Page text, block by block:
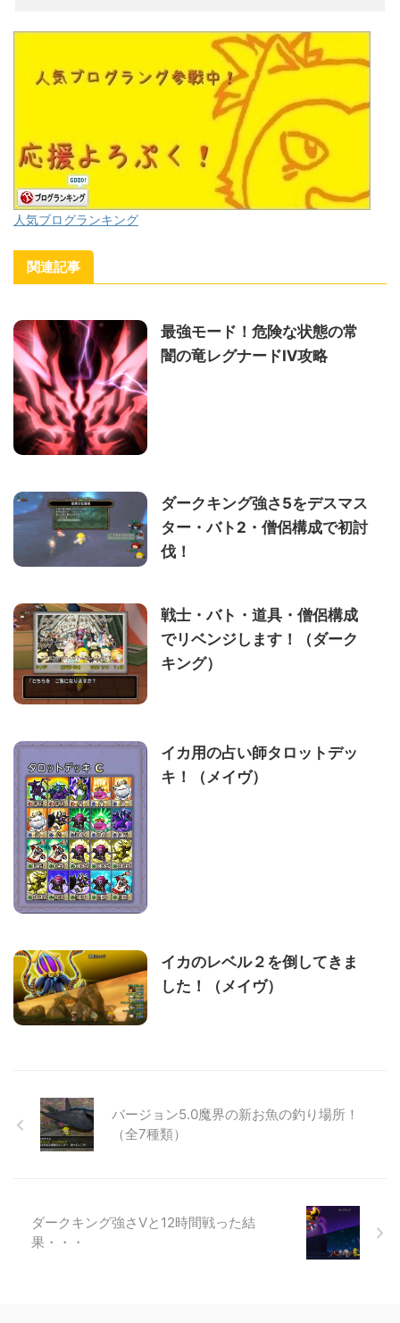
人気ブログランキング
関連記事
最強モード！危険な状態の常
闇の竜レグナードⅣ攻略
ダークキング強さ5をデスマス
ター・バト2・僧侶構成で初討
伐！
戦士・バト・道具・僧侶構成
でリベンジします！（ダーク
キング）
イカ用の占い師タロットデッ
キ！（メイヴ）
イカのレベル２を倒してきま
した！（メイヴ）
バージョン5.0魔界の新お魚の釣り場所！
（全7種類）
ダークキング強さⅤと12時間戦った結
果・・・